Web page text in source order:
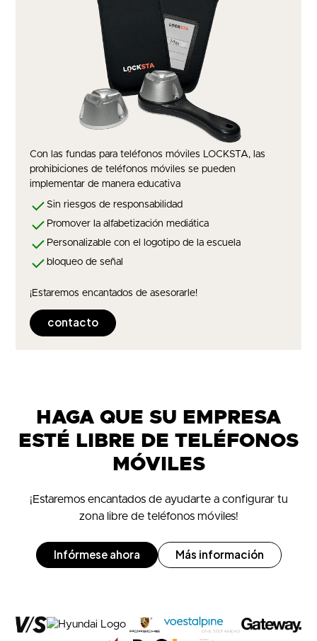
Con las fundas para teléfonos móviles LOCKSTA, las
prohibiciones de teléfonos móviles se pueden
implementar de manera educativa
Sin riesgos de responsabilidad
Promover la alfabetización mediática
Personalizable con el logotipo de la escuela
bloqueo de señal
¡Estaremos encantados de asesorarle!
contacto
HAGA QUE SU EMPRESA
ESTÉ LIBRE DE TELÉFONOS
MÓVILES
¡Estaremos encantados de ayudarte a configurar tu
zona libre de teléfonos móviles!
Infórmese ahora Más información